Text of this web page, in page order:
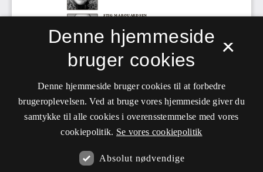
×
Denne hjemmeside
bruger cookies
Denne hjemmeside bruger cookies til at forbedre
brugeroplevelsen. Ved at bruge vores hjemmeside giver du
samtykke til alle cookies i overensstemmelse med vores
cookiepolitik. Se vores cookiepolitik
Absolut nødvendige